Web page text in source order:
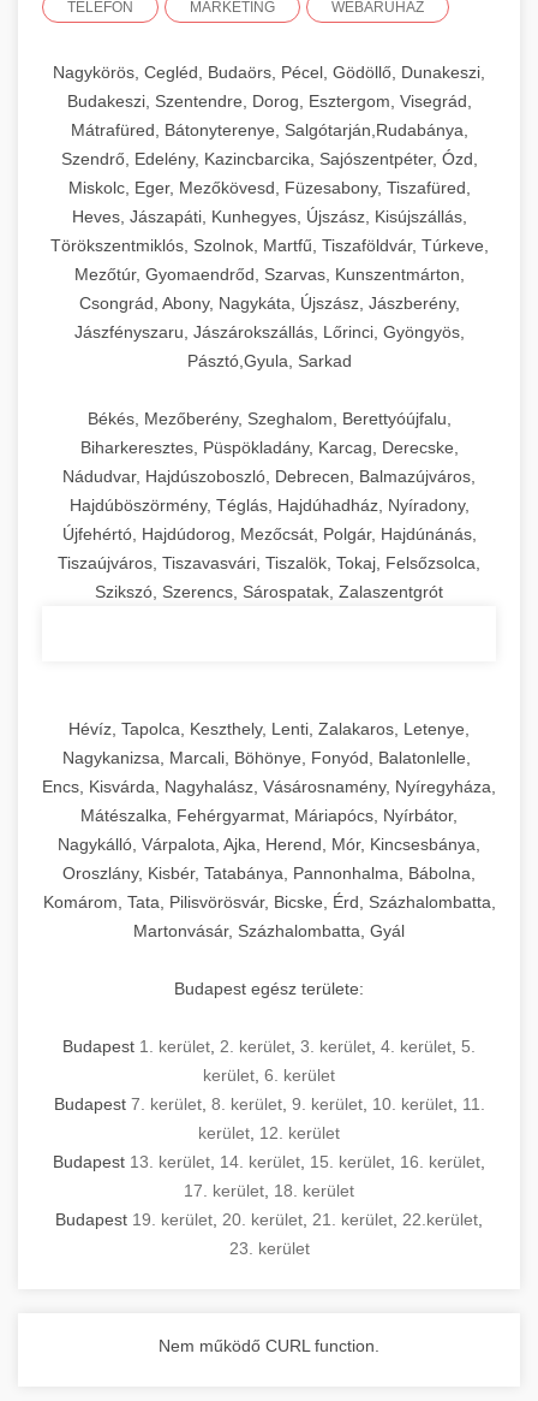
TELEFON MARKETING WEBÁRUHÁZ
Nagykörös, Cegléd, Budaörs, Pécel, Gödöllő, Dunakeszi,
Budakeszi, Szentendre, Dorog, Esztergom, Visegrád,
Mátrafüred, Bátonyterenye, Salgótarján,Rudabánya,
Szendrő, Edelény, Kazincbarcika, Sajószentpéter, Ózd,
Miskolc, Eger, Mezőkövesd, Füzesabony, Tiszafüred,
Heves, Jászapáti, Kunhegyes, Újszász, Kisújszállás,
Törökszentmiklós, Szolnok, Martfű, Tiszaföldvár, Túrkeve,
Mezőtúr, Gyomaendrőd, Szarvas, Kunszentmárton,
Csongrád, Abony, Nagykáta, Újszász, Jászberény,
Jászfényszaru, Jászárokszállás, Lőrinci, Gyöngyös,
Pásztó,Gyula, Sarkad
Békés, Mezőberény, Szeghalom, Berettyóújfalu,
Biharkeresztes, Püspökladány, Karcag, Derecske,
Nádudvar, Hajdúszoboszló, Debrecen, Balmazújváros,
Hajdúböszörmény, Téglás, Hajdúhadház, Nyíradony,
Újfehértó, Hajdúdorog, Mezőcsát, Polgár, Hajdúnánás,
Tiszaújváros, Tiszavasvári, Tiszalök, Tokaj, Felsőzsolca,
Szikszó, Szerencs, Sárospatak, Zalaszentgrót
Hévíz, Tapolca, Keszthely, Lenti, Zalakaros, Letenye,
Nagykanizsa, Marcali, Böhönye, Fonyód, Balatonlelle,
Encs, Kisvárda, Nagyhalász, Vásárosnamény, Nyíregyháza,
Mátészalka, Fehérgyarmat, Máriapócs, Nyírbátor,
Nagykálló, Várpalota, Ajka, Herend, Mór, Kincsesbánya,
Oroszlány, Kisbér, Tatabánya, Pannonhalma, Bábolna,
Komárom, Tata, Pilisvörösvár, Bicske, Érd, Százhalombatta,
Martonvásár, Százhalombatta, Gyál
Budapest egész területe:
Budapest 1. kerület 2. kerület 3. kerület 4. kerület 5.
kerület 6. kerület
Budapest 7. kerület, 8. kerület, 9. kerület, 10. kerület, 11.
kerület 12. kerület
Budapest 13. kerület 14. kerület 15. kerület 16. kerület
17. kerület 18. kerület
Budapest 19. kerület 20. kerület 21. kerület 22.kerület
23. kerület
Nem működő CURL function.